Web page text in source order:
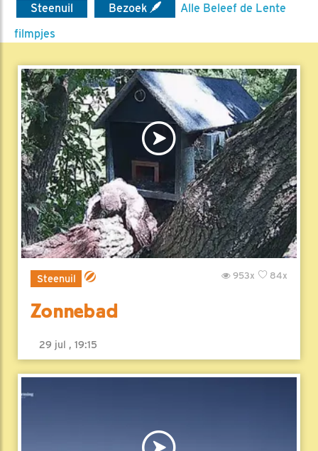
Steenuil Bezoek
Alle Beleef de Lente
filmpjes
Steenuil 84x
953x
Zonnebad
29 jul , 19:15